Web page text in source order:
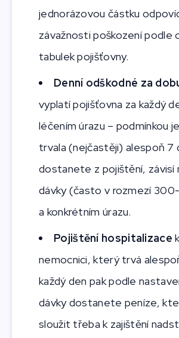
jednorázovou částku
závažnosti poškození podle
tabulek pojišťovny.
Denní odškodné za
vyplatí pojišťovna za každý
léčením úrazu – podmínkou
trvala (nejčastěji) alespoň 7
dostanete z pojištění, závisí
dávky (často v rozmezí
a konkrétním úrazu.
Pojištění hospitalizace
nemocnici, který trvá
každý den pak podle
dávky dostanete peníze,
sloužit třeba k zajištění